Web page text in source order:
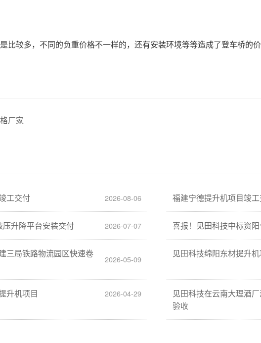
比较多，不同的负重价格不一样的，还有安装环境等等造成了登车桥的
厂家
工交付 2026-08-06 福建宁德提升机项目竣
升降平台安装交付 2026-07-07 喜报！见田科技中标资
三局铁路物流园区快速卷
2026-05-09
见田科技绵阳东材提升
升机项目 2026-04-29
见田科技在云南大理酒
验收